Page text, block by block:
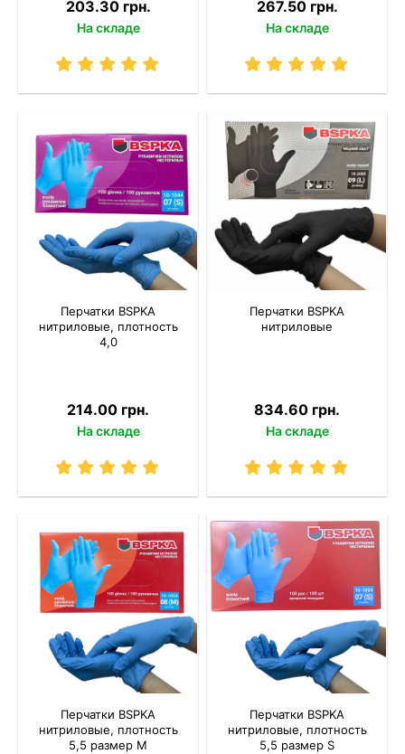
203.30 грн.
На складе
267.50 грн.
На складе
Перчатки BSPKA
нитриловые, плотность
4,0
214.00 грн.
На складе
Перчатки BSPKA
нитриловые
834.60 грн.
На складе
Перчатки BSPKA
нитриловые, плотность
5,5 размер M
Перчатки BSPKA
нитриловые, плотность
5,5 размер S